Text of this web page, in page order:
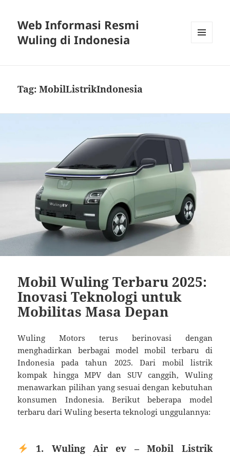
Web Informasi Resmi
Wuling di Indonesia
Tag:MobilListrikIndonesia
Mobil Wuling Terbaru 2025:
Inovasi Teknologi untuk
Mobilitas Masa Depan
Wuling Motors terus berinovasi dengan
menghadirkan berbagai model mobil terbaru di
Indonesia pada tahun 2025. Dari mobil listrik
kompak hingga MPV dan SUV canggih, Wuling
menawarkan pilihan yang sesuai dengan kebutuhan
konsumen Indonesia. Berikut beberapa model
terbaru dari Wuling beserta teknologi unggulannya:
1. Wuling Air ev – Mobil Listrik